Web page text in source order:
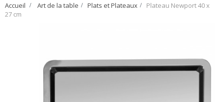
Accueil > Art de la table > Plats et Plateaux > Plateau Newport 40 x
27 cm